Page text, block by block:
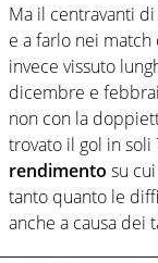
Ma il centravanti
e a farlo nei
invece vissuto
dicembre e
non con la
trovato il gol in
rendimento su
tanto quanto le
anche a causa dei